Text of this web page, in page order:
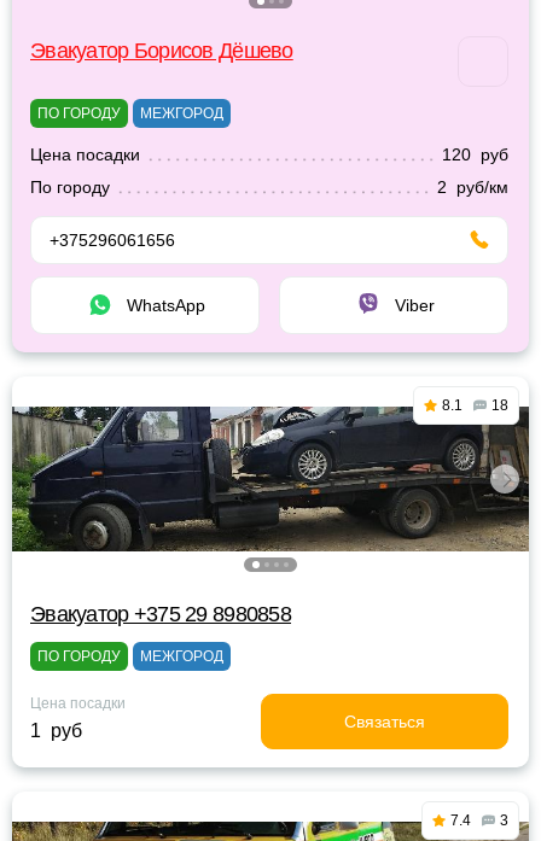
Эвакуатор Борисов Дёшево
ПО ГОРОДУ МЕЖГОРОД
Цена посадки
120 руб
По городу
2 руб/км
+375296061656
WhatsApp Viber
8.1 18
Эвакуатор +375 29 8980858
ПО ГОРОДУ МЕЖГОРОД
Цена посадки
1 руб Связаться
7.4 3